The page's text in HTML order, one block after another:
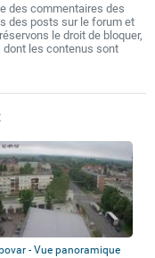
des commentaires des
des posts sur le forum et
le droit de bloquer,
les contenus sont
- Vue panoramique